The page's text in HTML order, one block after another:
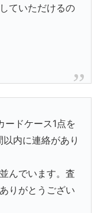
ていただけるの
ードケース1点を
内に連絡があり
んでいます。査
りがとうござい